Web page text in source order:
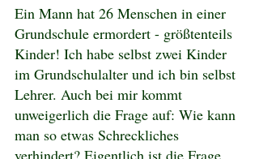
Ein Mann hat 26 Menschen in einer
Grundschule ermordert - größtenteils
Kinder! Ich habe selbst zwei Kinder
im Grundschulalter und ich bin selbst
Lehrer. Auch bei mir kommt
unweigerlich die Frage auf: Wie kann
man so etwas Schreckliches
verhindert? Eigentlich ist die Frage